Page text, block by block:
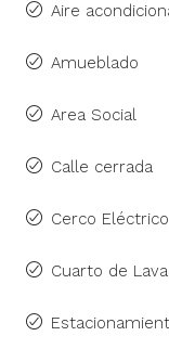
Aire
Amueblado
Area Social
Calle cerrada
Cerco Eléctrico
Cuarto de